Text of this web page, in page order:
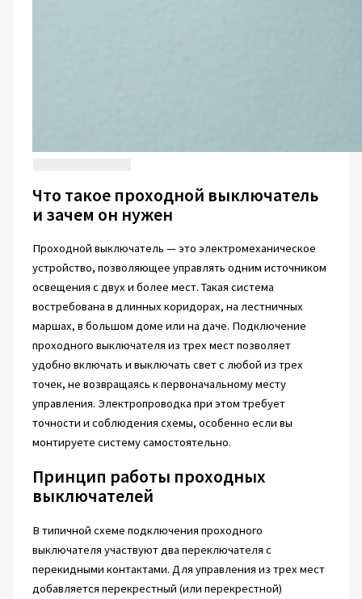
Что такое проходной выключатель
и зачем он нужен
Проходной выключатель — это электромеханическое
устройство, позволяющее управлять одним источником
освещения с двух и более мест. Такая система
востребована в длинных коридорах, на лестничных
маршах, в большом доме или на даче. Подключение
проходного выключателя из трех мест позволяет
удобно включать и выключать свет с любой из трех
точек, не возвращаясь к первоначальному месту
управления. Электропроводка при этом требует
точности и соблюдения схемы, особенно если вы
монтируете систему самостоятельно.
Принцип работы проходных
выключателей
В типичной схеме подключения проходного
выключателя участвуют два переключателя с
перекидными контактами. Для управления из трех мест
добавляется перекрестный (или перекрестной)